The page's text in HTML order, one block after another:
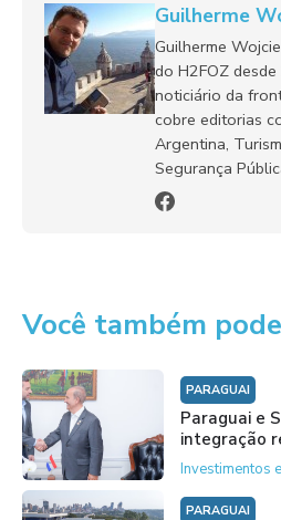
Guilherme
Guilherme
do H2FOZ
noticiário da
cobre editorias
Argentina,
Segurança
Você também
PARAGUAI
Paraguai e
integração
Investimentos
PARAGUAI